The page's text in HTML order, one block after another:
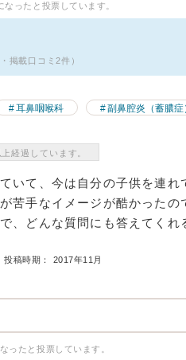
ったと投票しています。
掲載口コミ2件）
耳鼻咽喉科 副鼻腔炎（蓄膿症
経過しています。
いて、今は自分の子供を連れ
苦手なイメージが酷かったの
、どんな質問にも答えてくれ
投稿時期： 2017年11月
ったと投票しています。